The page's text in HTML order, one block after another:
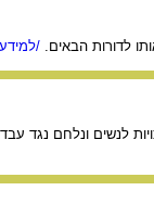
לדורות הבאים. /
לנשים ונלחם